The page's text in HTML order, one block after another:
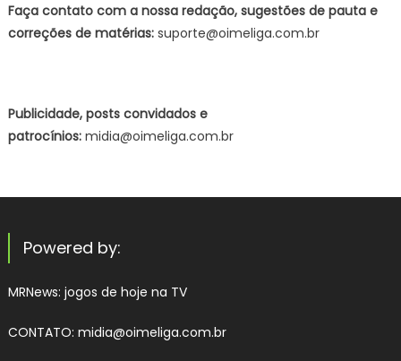
Faça contato com a nossa redação, sugestões de pauta e
correções de matérias:suporte@oimeliga.com.br
Publicidade, posts convidados e
patrocínios:midia@oimeliga.com.br
Powered by:
MRNews: jogos de hoje na TV
CONTATO: midia@oimeliga.com.br